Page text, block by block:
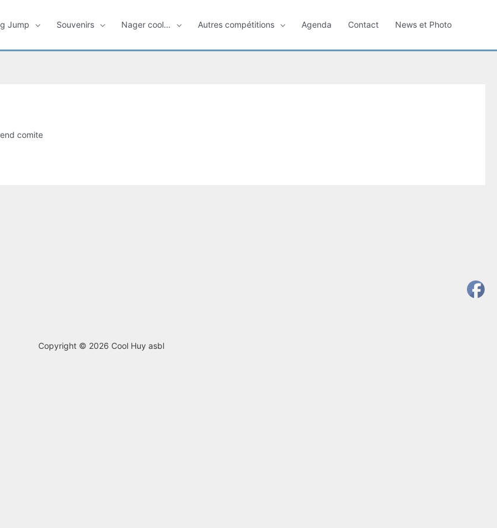
Jump Souvenirs Nager cool… Autres compétitions Agenda Contact News et Photo
comite
Copyright © 2026 Cool Huy asbl